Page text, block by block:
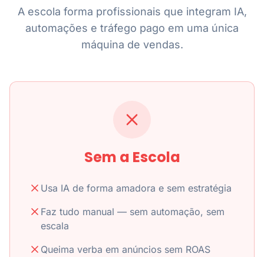
A escola forma profissionais que integram IA,
automações e tráfego pago em uma única
máquina de vendas.
Sem a Escola
Usa IA de forma amadora e sem estratégia
Faz tudo manual — sem automação, sem
escala
Queima verba em anúncios sem ROAS